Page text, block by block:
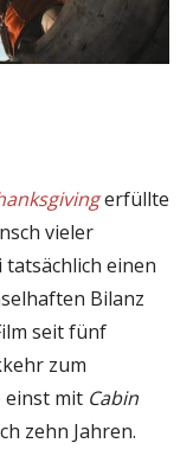
erfüllte
vieler
einen
Bilanz
seit fünf
zum
einst mit Cabin
zehn Jahren.